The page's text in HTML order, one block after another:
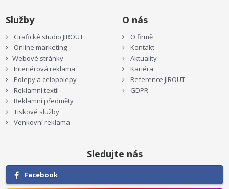
Služby
Grafické studio JIROUT
Online marketing
Webové stránky
Interiérová reklama
Polepy a celopolepy
Reklamní textil
Reklamní předměty
Tiskové služby
Venkovní reklama
O nás
O firmě
Kontakt
Aktuality
Kariéra
Reference JIROUT
GDPR
Sledujte nás
Facebook